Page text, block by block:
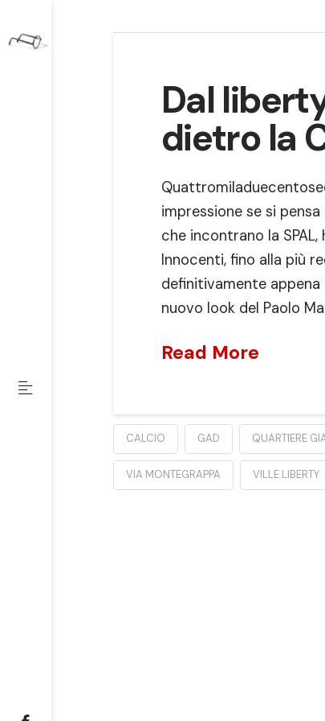
Dal
dietro la
impressione se si
che incontrano la
Innocenti, fino alla più
definitivamente appena
nuovo look del Paolo
Read More
CALCIO GAD QUARTIERE
VIA MONTEGRAPPA VILLE LIBERTY